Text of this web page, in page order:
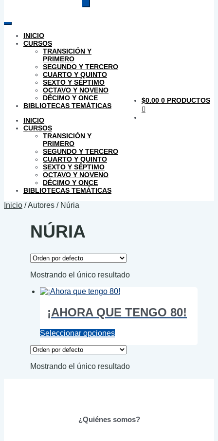
productos
INICIO
CURSOS
TRANSICIÓN Y
PRIMERO
SEGUNDO Y TERCERO
CUARTO Y QUINTO
SEXTO Y SÉPTIMO
OCTAVO Y NOVENO
DÉCIMO Y ONCE
BIBLIOTECAS TEMÁTICAS
INICIO
CURSOS
TRANSICIÓN Y
PRIMERO
SEGUNDO Y TERCERO
CUARTO Y QUINTO
SEXTO Y SÉPTIMO
OCTAVO Y NOVENO
DÉCIMO Y ONCE
BIBLIOTECAS TEMÁTICAS
$0.00 0 PRODUCTOS
Inicio /Autores / Núria
NÚRIA
Mostrando el único resultado
¡AHORA QUE TENGO 80!
Seleccionar opcionesEste
tiene
variantes.
en
Mostrando el único resultado
¿Quiénes somos?